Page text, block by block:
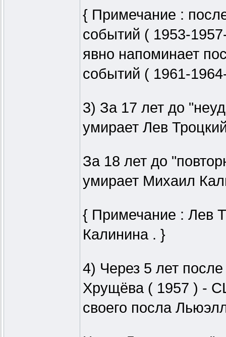
{ Примечание :
событий ( 1953-
явно напоминает
событий ( 1961-
3) За 17 лет до
умирает Лев
За 18 лет до
умирает Михаил
{ Примечание : Лев
Калинина . }
4) Через 5 лет
Хрущёва ( 1957 ) -
своего посла